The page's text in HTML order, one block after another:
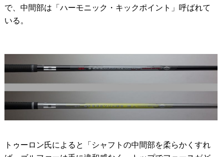
で、中間部は「ハーモニック・キックポイント」呼ばれて
いる。
トゥーロン氏によると「シャフトの中間部を柔らかくすれ